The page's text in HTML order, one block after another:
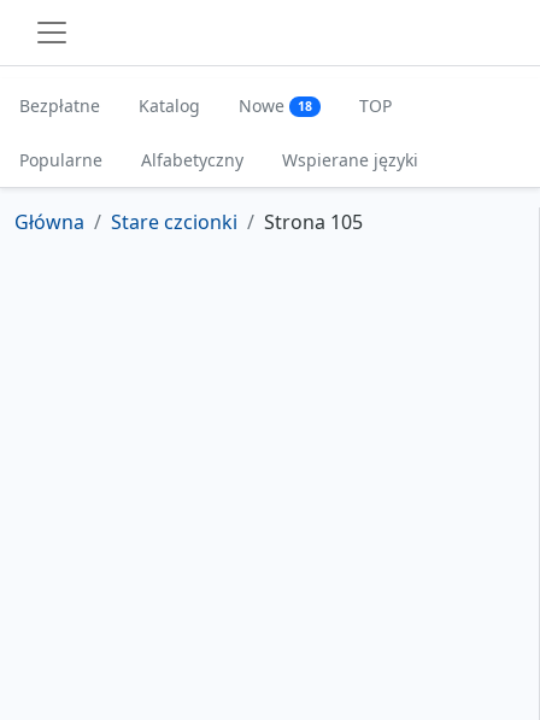
Bezpłatne Katalog Nowe 18 TOP
Popularne Alfabetyczny Wspierane języki
Główna Stare czcionki Strona 105